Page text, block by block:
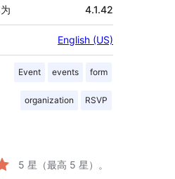
4.1.42
English (US)
Event events form
organization RSVP
5 星（最高 5 星）。